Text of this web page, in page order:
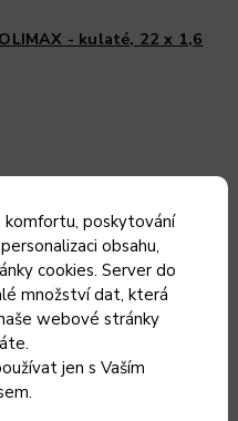
komfortu, poskytování
obsahu,
cookies. Server do
množství dat, která
webové stránky
jen s Vaším
- kulaté, 22 x 1,6